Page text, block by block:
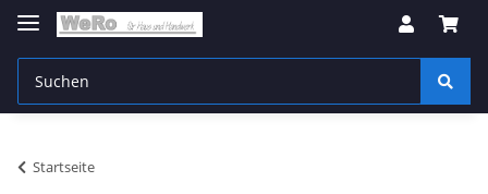
Startseite